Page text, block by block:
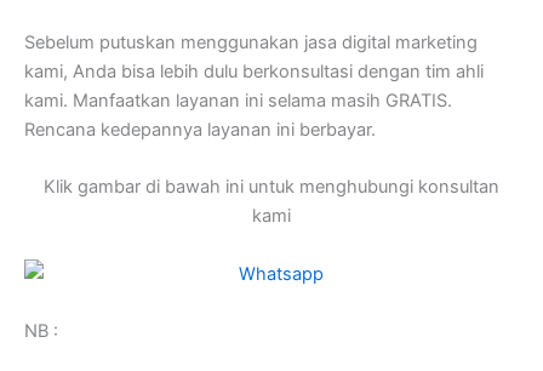
Sebelum putuskan menggunakan jasa digital marketing
kami, Anda bisa lebih dulu berkonsultasi dengan tim ahli
kami. Manfaatkan layanan ini selama masih GRATIS.
Rencana kedepannya layanan ini berbayar.
Klik gambar di bawah ini untuk menghubungi konsultan
kami
NB :